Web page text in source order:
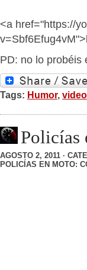
<a href="https://
PD: no lo probéis
Tags: Humor, video
Policías
AGOSTO 2, 2011 ·
POLICÍAS EN MOTO: